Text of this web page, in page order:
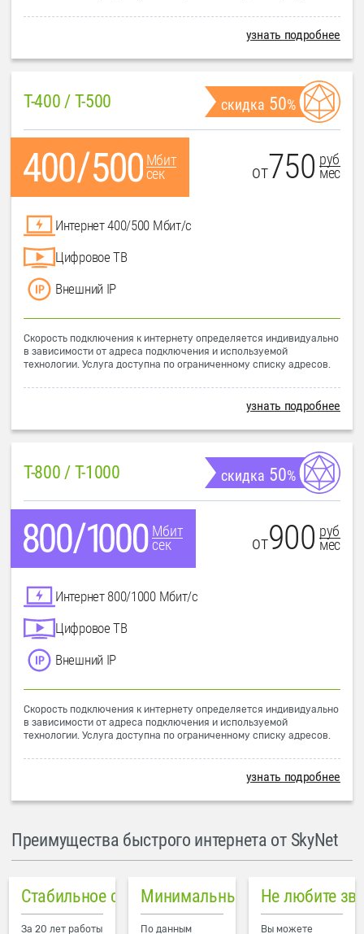
узнать подробнее
T-400 / T-500 скидка 50%
Мбит
сек
от750 руб
мес
Интернет 400/500 Мбит/с
Цифровое ТВ
Внешний IP
Скорость подключения к интернету определяется индивидуально
в зависимости от адреса подключения и используемой
технологии. Услуга доступна по ограниченному списку адресов.
узнать подробнее
T-800 / T-1000 скидка 50%
Мбит
сек
от900 руб
мес
Интернет 800/1000 Мбит/с
Цифровое ТВ
Внешний IP
Скорость подключения к интернету определяется индивидуально
в зависимости от адреса подключения и используемой
технологии. Услуга доступна по ограниченному списку адресов.
узнать подробнее
Преимущества быстрого интернета от SkyNet
Стабильное соединение
За 20 лет работы
Минимальный пинг в городе
По данным
Не любите
Вы можете